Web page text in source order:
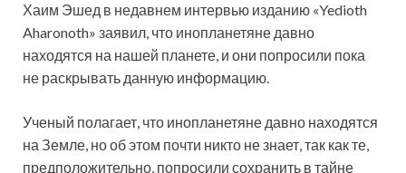
Хаим Эшед в недавнем интервью изданию «Yedioth
Aharonoth» заявил, что инопланетяне давно
находятся на нашей планете, и они попросили пока
не раскрывать данную информацию.
Ученый полагает, что инопланетяне давно находятся
на Земле, но об этом почти никто не знает, так как те,
предположительно, попросили сохранить в тайне